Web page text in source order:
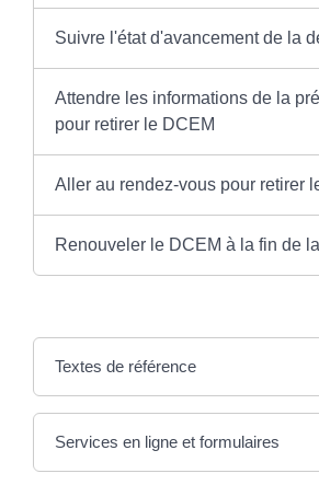
Suivre l'état d'avancement de la
Attendre les informations de la
pour retirer le DCEM
Aller au rendez-vous pour retirer
Renouveler le DCEM à la fin de
Textes de référence
Services en ligne et formulaires